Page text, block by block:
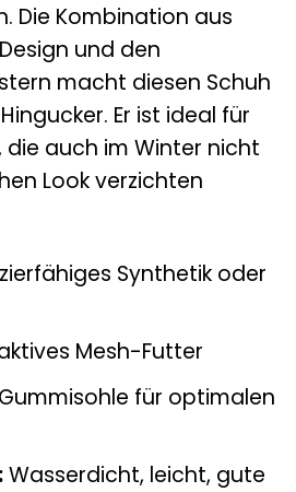
Die Kombination aus
und den
macht diesen Schuh
Er ist ideal für
die auch im Winter nicht
Look verzichten
Synthetik oder
Mesh-Futter
für optimalen
Wasserdicht, leicht, gute